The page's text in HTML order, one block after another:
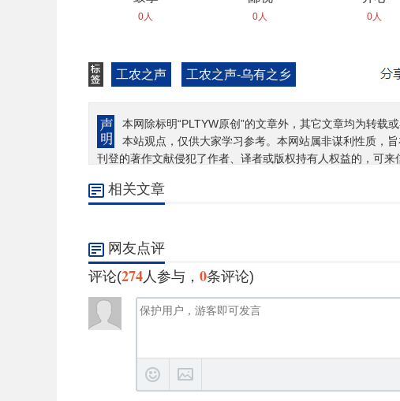
0人 0人 0人
工农之声 工农之声-乌有之乡
本网除标明“PLTYW原创”的文章外，其它文章均为转载
本站观点，仅供大家学习参考。本网站属非谋利性质，
刊登的著作文献侵犯了作者、译者或版权持有人权益的，可
相关文章
网友点评
评论(274人参与， 0条评论)